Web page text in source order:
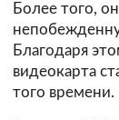
Более того,
Благодаря
видеокарта
того времени.